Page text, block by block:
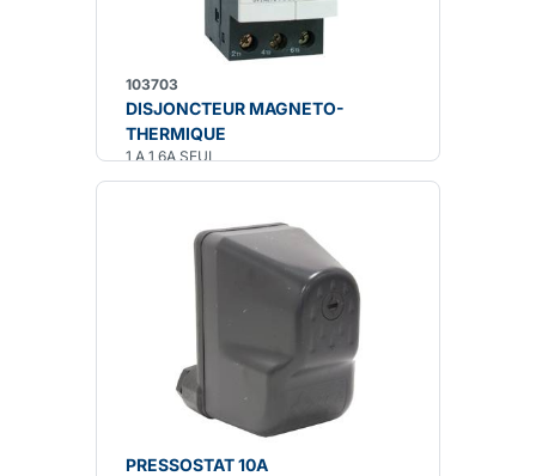
103703
DISJONCTEUR MAGNETO-
THERMIQUE
1 A 1,6A SEUL
PRESSOSTAT 10A